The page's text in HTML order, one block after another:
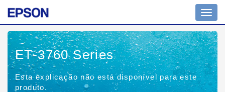
ET-3760 Series
Esta explicação não está disponível para este
produto.